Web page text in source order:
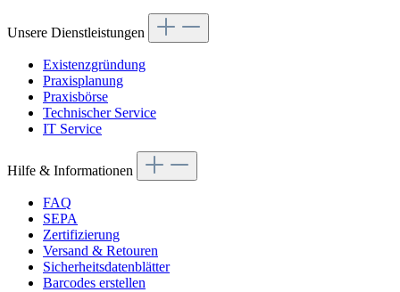
Unsere Dienstleistungen
Existenzgründung
Praxisplanung
Praxisbörse
Technischer Service
IT Service
Hilfe & Informationen
FAQ
SEPA
Zertifizierung
Versand & Retouren
Sicherheitsdatenblätter
Barcodes erstellen